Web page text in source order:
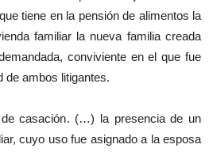
tiene en la pensión de alimentos la
familiar la nueva familia creada
conviviente en el que fue
de ambos litigantes.
casación. (…) la presencia de un
cuyo uso fue asignado a la esposa